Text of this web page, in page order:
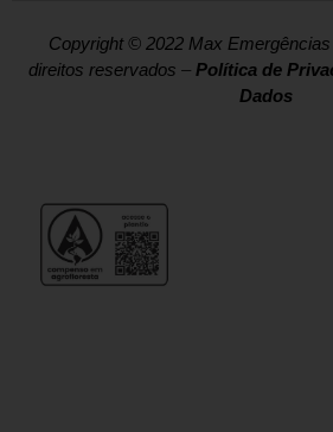
Copyright © 2022 Max
direitos reservados – Política de
Dados